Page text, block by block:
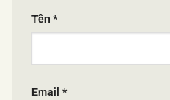
Tên *
Email *